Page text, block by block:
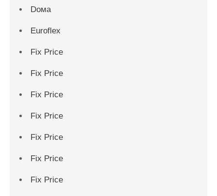
Dома
Euroflex
Fix Price
Fix Price
Fix Price
Fix Price
Fix Price
Fix Price
Fix Price